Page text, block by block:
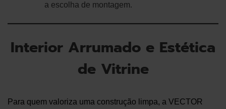
a escolha de montagem.
Interior Arrumado e Estética
de Vitrine
Para quem valoriza uma construção limpa, a VECTOR